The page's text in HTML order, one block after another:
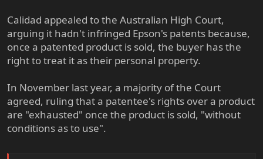
Calidad appealed to the Australian High Court,
arguing it hadn't infringed Epson's patents because,
once a patented product is sold, the buyer has the
right to treat it as their personal property.
In November last year, a majority of the Court
agreed, ruling that a patentee's rights over a product
are "exhausted" once the product is sold, "without
conditions as to use".